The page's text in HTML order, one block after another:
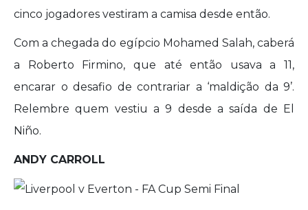
cinco jogadores vestiram a camisa desde então.
Com a chegada do egípcio Mohamed Salah, caberá
a Roberto Firmino, que até então usava a 11,
encarar o desafio de contrariar a ‘maldição da 9’.
Relembre quem vestiu a 9 desde a saída de El
Niño.
ANDY CARROLL